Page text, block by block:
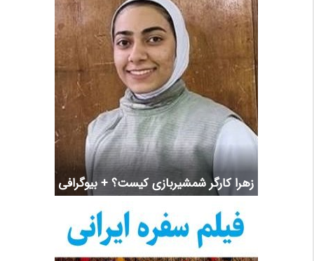
زهرا کارگر شمشیربازی کیست؟ + بیوگرافی